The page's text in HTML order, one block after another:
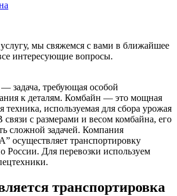
мы свяжемся с вами в ближайшее
интересующие вопросы.
задача, требующая особой
к деталям. Комбайн — это мощная
техника, используемая для сбора урожая
с размерами и весом комбайна, его
сложной задачей. Компания
транспортировку
России. Для перевозки используем
транспортировка